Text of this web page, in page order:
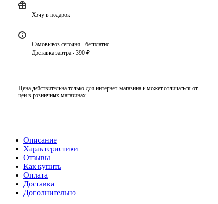
Хочу в подарок
Самовывоз сегодня - бесплатно
Доставка завтра - 390 ₽
Цена действительна только для интернет-магазина и может отличаться от
цен в розничных магазинах
Описание
Характеристики
Отзывы
Как купить
Оплата
Доставка
Дополнительно